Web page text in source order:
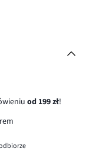
od 199 zł!